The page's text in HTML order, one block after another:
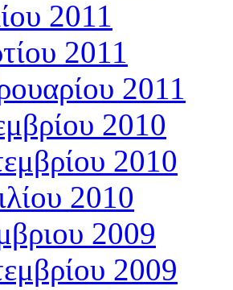
2011
2011
2011
2010
2010
2010
2009
2009